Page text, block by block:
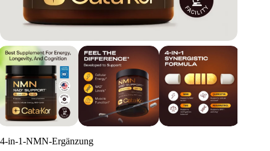
4-in-1-NMN-Ergänzung